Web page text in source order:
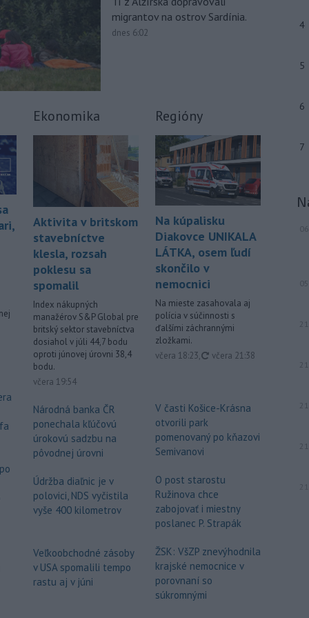
lesnými požiarmi na západnom
Balkáne, kde v týchto dňoch horúčavy
dosahujú až 40 stupňov Celzia.
ľudí v Mníchove a zabil dvojročné
dievča a jej 37-ročnú matku.
11:29
Severná Kórea vo štvrtok
odpálila najmenej jeden
neidentifikovanýprojektil smerom k
Japonskému moru, uviedla
juhokórejská armáda.
- Island si v prípade obnovenia
rokovaní o vstupe do Európskej
únie chce zachovať suverénnu
kontrolu nad všetkým rybolovom.
migrantov na ostrov Sardínia.
dnes 6:02
Ekonomika
Aktivita v britskom
stavebníctve
klesla, rozsah
poklesu sa
spomalil
Index nákupných
manažérov S&P Global pre
britský sektor stavebníctva
dosiahol v júli 44,7 bodu
oproti júnovej úrovni 38,4
bodu.
včera 19:54
Národná banka ČR
ponechala kľúčovú
úrokovú sadzbu na
pôvodnej úrovni
Údržba diaľnic je v
polovici, NDS vyčistila
vyše 400 kilometrov
Veľkoobchodné zásoby
v USA spomalili tempo
rastu aj v júni
Regióny
Na kúpalisku
Diakovce UNIKALA
LÁTKA, osem ľudí
skončilo v
nemocnici
Na mieste zasahovala aj
polícia v súčinnosti s
ďalšími záchrannými
zložkami.
včera 18:23, aktualizované
včera 21:38
V časti Košice-Krásna
otvorili park
pomenovaný po kňazovi
Semivanovi
O post starostu
Ružinova chce
zabojovať i miestny
poslanec P. Strapák
ŽSK: VšZP znevýhodnila
krajské nemocnice v
porovnaní so
súkromnými
4
5
6
7